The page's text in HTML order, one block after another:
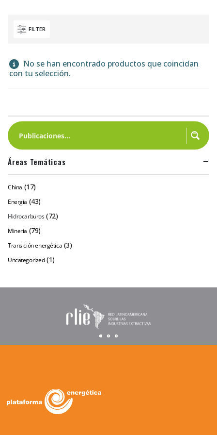
FILTER
No se han encontrado productos que coincidan
con tu selección.
Áreas Temáticas
China (17)
Energía (43)
Hidrocarburos (72)
Minería (79)
Transición energética (3)
Uncategorized (1)